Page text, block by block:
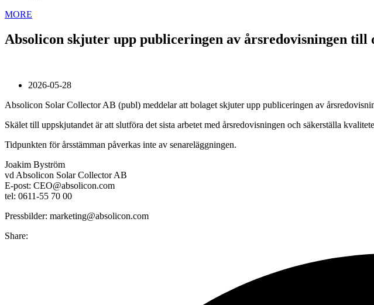
MORE
Absolicon skjuter upp publiceringen av årsredovisningen till
2026-05-28
Absolicon Solar Collector AB (publ) meddelar att bolaget skjuter upp publiceringen av
Skälet till uppskjutandet är att slutföra det sista arbetet med årsredovisningen och säkerställa
Tidpunkten för årsstämman påverkas inte av senareläggningen.
Joakim Byström
vd Absolicon Solar Collector AB
E-post: CEO@absolicon.com
tel: 0611-55 70 00
Pressbilder: marketing@absolicon.com
Share: